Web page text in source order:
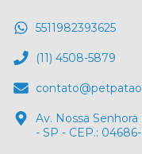
5511982393625
(11) 4508-5879
Av. Nossa Senhora
- SP - CEP.: